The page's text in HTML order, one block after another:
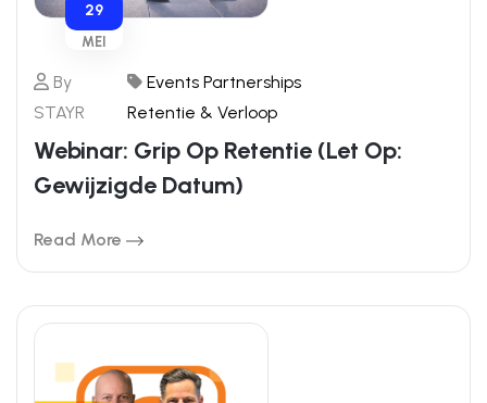
By
STAYR
Events Partnerships
Retentie & Verloop
Webinar: Grip Op Retentie (let Op:
Gewijzigde Datum)
Read More
29
MEI